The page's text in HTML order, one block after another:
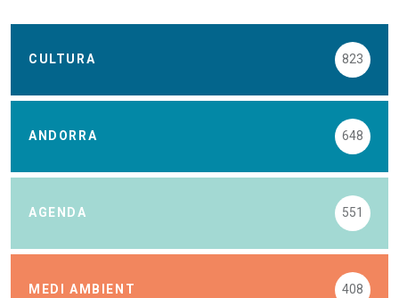
CULTURA 823
ANDORRA 648
AGENDA 551
MEDI AMBIENT 408